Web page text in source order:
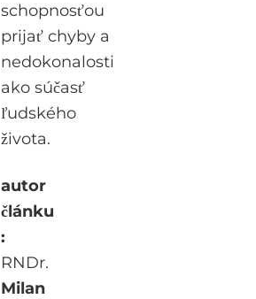
schopnosťou
prijať chyby a
nedokonalosti
ako súčasť
ľudského
života.
autor
článku
:
RNDr.
Milan